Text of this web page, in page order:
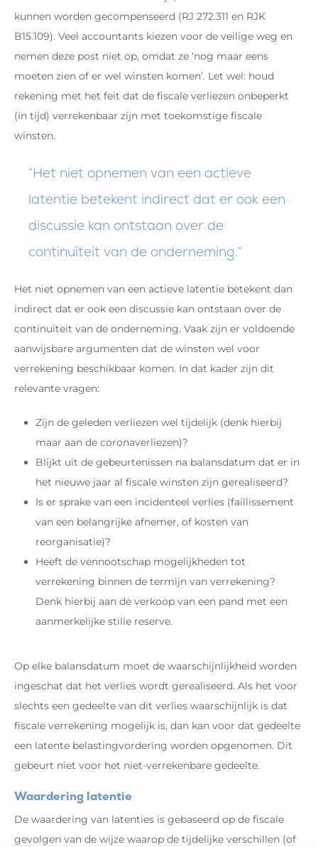
kunnen worden gecompenseerd (RJ 272.311 en RJK
B15.109). Veel accountants kiezen voor de veilige weg en
nemen deze post niet op, omdat ze ‘nog maar eens
moeten zien of er wel winsten komen’. Let wel: houd
rekening met het feit dat de fiscale verliezen onbeperkt
(in tijd) verrekenbaar zijn met toekomstige fiscale
winsten.
Het niet opnemen van een actieve
latentie betekent indirect dat er ook een
discussie kan ontstaan over de
continuïteit van de onderneming.
Het niet opnemen van een actieve latentie betekent dan
indirect dat er ook een discussie kan ontstaan over de
continuïteit van de onderneming. Vaak zijn er voldoende
aanwijsbare argumenten dat de winsten wel voor
verrekening beschikbaar komen. In dat kader zijn dit
relevante vragen:
Zijn de geleden verliezen wel tijdelijk (denk hierbij
maar aan de coronaverliezen)?
Blijkt uit de gebeurtenissen na balansdatum dat er in
het nieuwe jaar al fiscale winsten zijn gerealiseerd?
Is er sprake van een incidenteel verlies (faillissement
van een belangrijke afnemer, of kosten van
reorganisatie)?
Heeft de vennootschap mogelijkheden tot
verrekening binnen de termijn van verrekening?
Denk hierbij aan de verkoop van een pand met een
aanmerkelijke stille reserve.
Op elke balansdatum moet de waarschijnlijkheid worden
ingeschat dat het verlies wordt gerealiseerd. Als het voor
slechts een gedeelte van dit verlies waarschijnlijk is dat
fiscale verrekening mogelijk is, dan kan voor dat gedeelte
een latente belastingvordering worden opgenomen. Dit
gebeurt niet voor het niet-verrekenbare gedeelte.
Waardering latentie
De waardering van latenties is gebaseerd op de fiscale
gevolgen van de wijze waarop de tijdelijke verschillen (of